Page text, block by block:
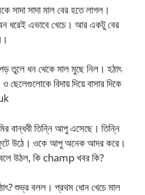
সাদা সাদা মাল বের হতে লাগল।
ধরেই এভাবে খেচে। আর একটু বের
তুলে ধন থেকে মাল মুছে নিল। হঠাৎ
ছেলেগুলোকে বিদায় দিয়ে বাসার দিকে
বান্ধবী তিন্নি আপু এসেছে। তিন্নি
উঠে। ওকে আপু অনেক আদর করে।
বলে উঠল, কি champ খবর কি?
শুভ্র বলল। প্রথম ধোন খেচে মাল